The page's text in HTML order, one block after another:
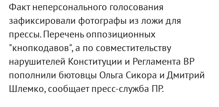
Факт неперсонального голосования
зафиксировали фотографы из ложи для
прессы. Перечень оппозиционных
"кнопкодавов", а по совместительству
нарушителей Конституции и Регламента ВР
пополнили бютовцы Ольга Сикора и Дмитрий
Шлемко, сообщает пресс-служба ПР.